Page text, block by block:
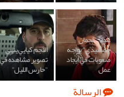
غدا.. "بجمان
جمشيدي" يواجه
صعوبات في ايجاد
عمل
النجم كيايي ينهي
تصوير مشاهده
"حارس الليل"
الرسالة